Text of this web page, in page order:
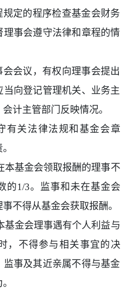
规定的程序检查基金会财务
理事会遵守法律和章程的情
会会议，有权向理事会提出
当向登记管理机关、业务主
计主管部门反映情况。
有关法律法规和基金会章
本基金会领取报酬的理事不
的1/3。监事和未在基金会
不得从基金会获取报酬。
基金会理事遇有个人利益与
，不得参与相关事宜的决
监事及其近亲属不得与基金